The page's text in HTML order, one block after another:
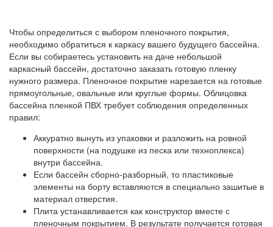
Чтобы определиться с выбором пленочного покрытия,
необходимо обратиться к каркасу вашего будущего бассейна.
Если вы собираетесь установить на даче небольшой
каркасный бассейн, достаточно заказать готовую пленку
нужного размера. Пленочное покрытие нарезается на готовые
прямоугольные, овальные или круглые формы. Облицовка
бассейна пленкой ПВХ требует соблюдения определенных
правил:
Аккуратно вынуть из упаковки и разложить на ровной
поверхности (на подушке из песка или техноплекса)
внутри бассейна.
Если бассейн сборно-разборный, то пластиковые
элементы на борту вставляются в специально зашитые в
материал отверстия.
Плита устанавливается как конструктор вместе с
пленочным покрытием. В результате получается готовая